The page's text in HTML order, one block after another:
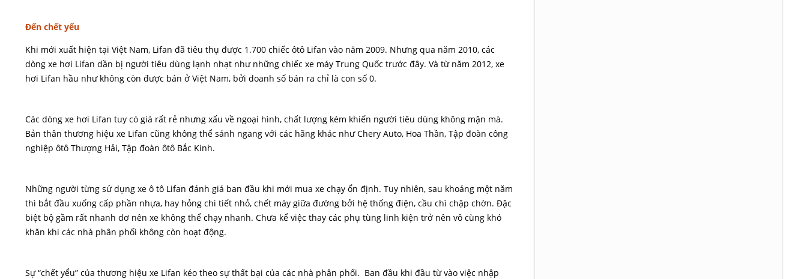
Đến chết yểu
Khi mới xuất hiện tại Việt Nam, Lifan đã tiêu thụ được 1.700 chiếc ôtô Lifan vào năm 2009. Nhưng qua năm 2010, các
dòng xe hơi Lifan dần bị người tiêu dùng lạnh nhạt như những chiếc xe máy Trung Quốc trước đây. Và từ năm 2012, xe
hơi Lifan hầu như không còn được bán ở Việt Nam, bởi doanh số bán ra chỉ là con số 0.
Các dòng xe hơi Lifan tuy có giá rất rẻ nhưng xấu về ngoại hình, chất lượng kém khiến người tiêu dùng không mặn mà.
Bản thân thương hiệu xe Lifan cũng không thể sánh ngang với các hãng khác như Chery Auto, Hoa Thần, Tập đoàn công
nghiệp ôtô Thượng Hải, Tập đoàn ôtô Bắc Kinh.
Những người từng sử dụng xe ô tô Lifan đánh giá ban đầu khi mới mua xe chạy ổn định. Tuy nhiên, sau khoảng một năm
thì bắt đầu xuống cấp phần nhựa, hay hỏng chi tiết nhỏ, chết máy giữa đường bởi hệ thống điện, cầu chì chập chờn. Đặc
biệt bộ gầm rất nhanh dơ nên xe không thể chạy nhanh. Chưa kể việc thay các phụ tùng linh kiện trở nên vô cùng khó
khăn khi các nhà phân phối không còn hoạt động.
Sự “chết yểu” của thương hiệu xe Lifan kéo theo sự thất bại của các nhà phân phối. Ban đầu khi đầu từ vào việc nhập